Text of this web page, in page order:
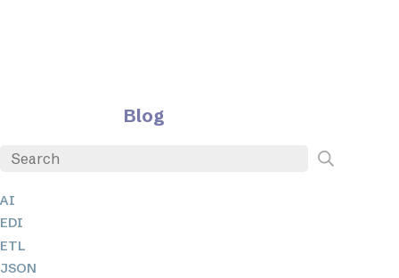
Blog
AI
EDI
ETL
JSON